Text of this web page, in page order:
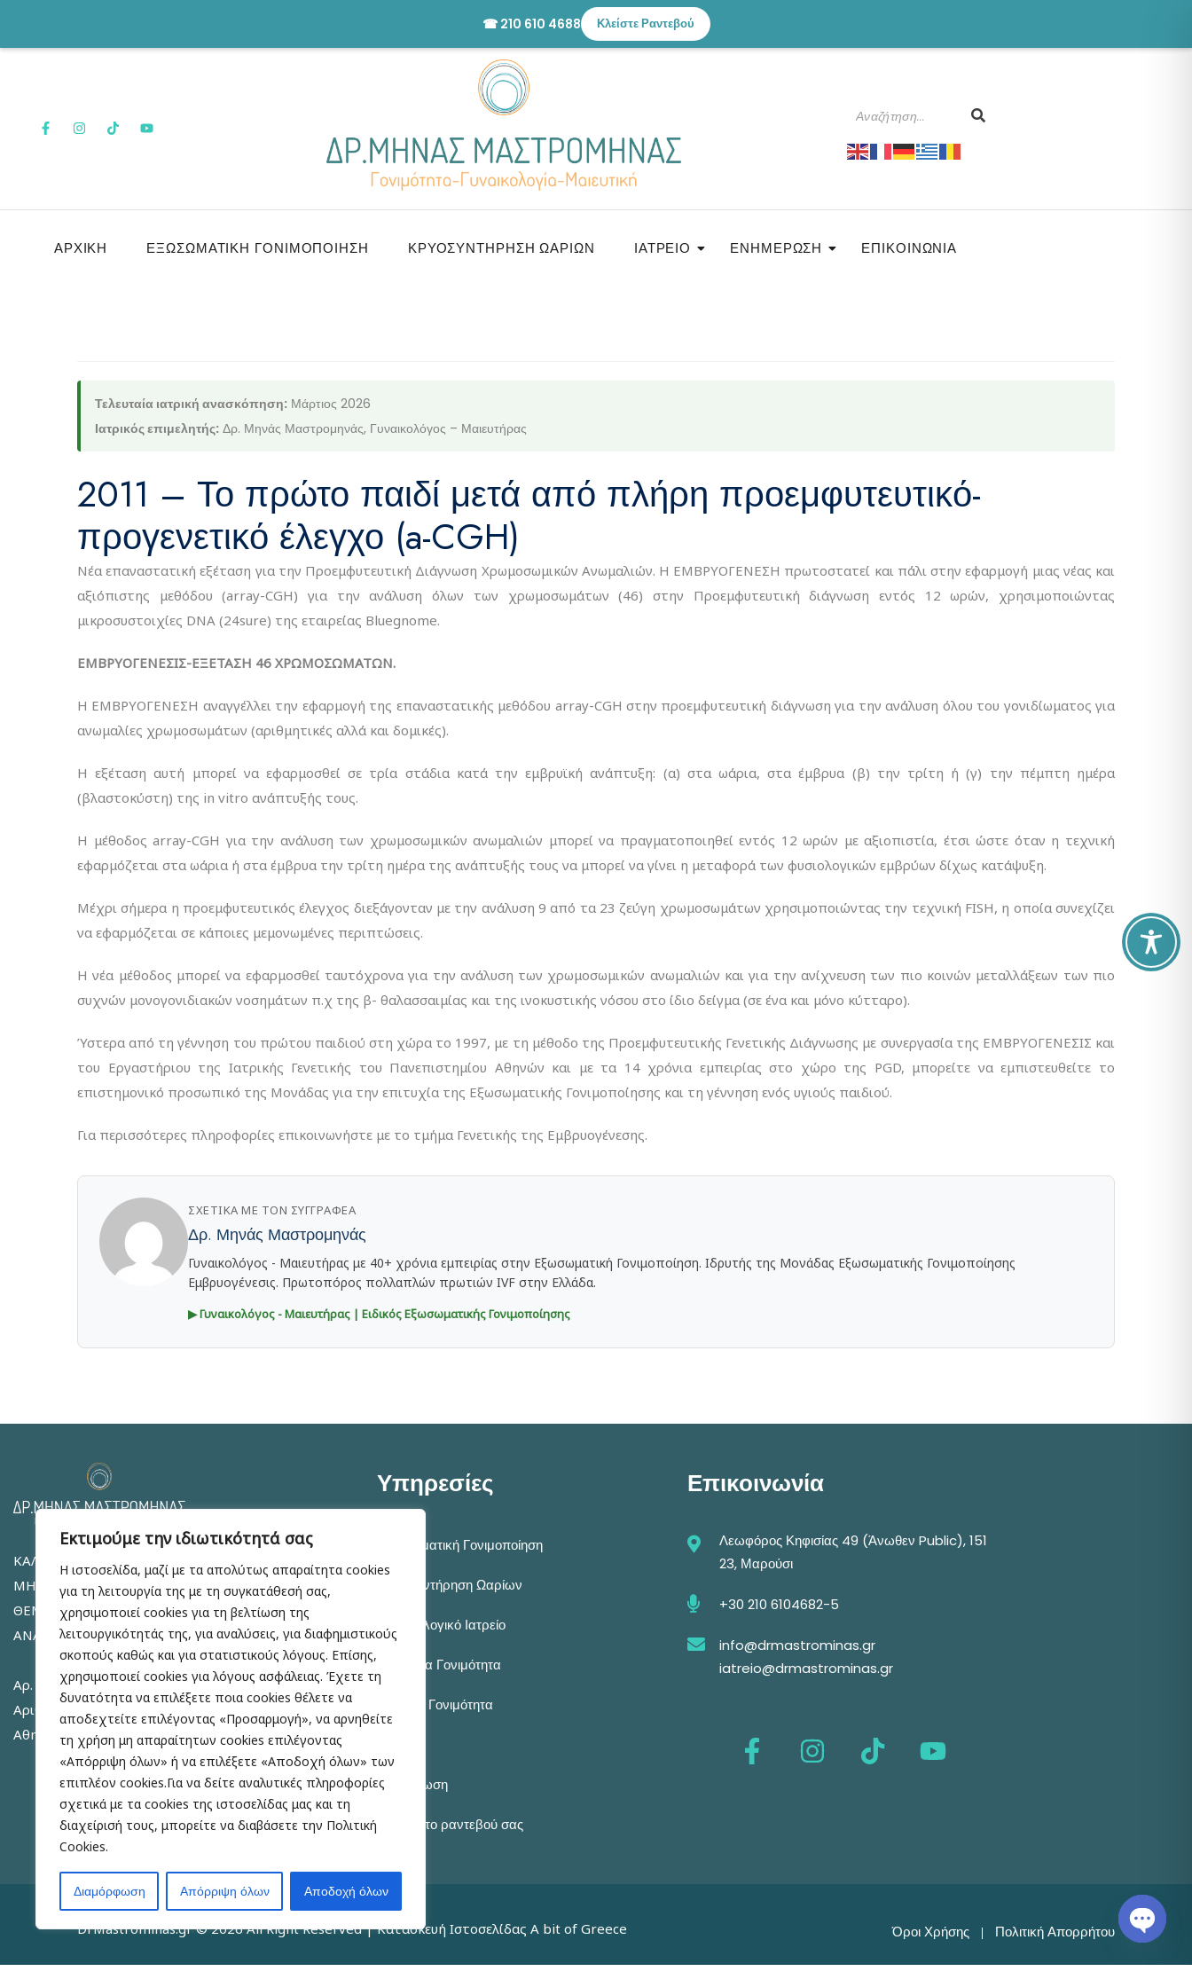
Εκτιμούμε την ιδιωτικότητά σας
Η ιστοσελίδα, μαζί με τα απολύτως απαραίτητα cookies
για τη λειτουργία της με τη συγκατάθεσή σας,
χρησιμοποιεί cookies για τη βελτίωση της
λειτουργικότητάς της, για αναλύσεις, για διαφημιστικούς
σκοπούς καθώς και για στατιστικούς λόγους. Επίσης,
χρησιμοποιεί cookies για λόγους ασφάλειας. Έχετε τη
δυνατότητα να επιλέξετε ποια cookies θέλετε να
αποδεχτείτε επιλέγοντας «Προσαρμογή», να αρνηθείτε
τη χρήση μη απαραίτητων cookies επιλέγοντας
«Απόρριψη όλων» ή να επιλέξετε «Αποδοχή όλων» των
επιπλέον cookies.Για να δείτε αναλυτικές πληροφορίες
σχετικά με τα cookies της ιστοσελίδας μας και τη
διαχείρισή τους, μπορείτε να διαβάσετε την Πολιτική
Cookies.
Διαμόρφωση Απόρριψη όλων Αποδοχή όλων
ΑΡΧΙΚΉ ΕΞΩΣΩΜΑΤΙΚΉ ΓΟΝΙΜΟΠΟΊΗΣΗ ΚΡΥΟΣΥΝΤΉΡΗΣΗ ΩΑΡΊΩΝ ΙΑΤΡΕΊΟ ΕΝΗΜΈΡΩΣΗ ΕΠΙΚΟΙΝΩΝΊΑ
Τελευταία ιατρική ανασκόπηση: Μάρτιος 2026
Ιατρικός επιμελητής: Δρ. Μηνάς Μαστρομηνάς, Γυναικολόγος – Μαιευτήρας
2011 – Το πρώτο παιδί μετά από πλήρη προεμφυτευτικό-
προγενετικό έλεγχο (a-CGH)
Νέα επαναστατική εξέταση για την Προεμφυτευτική Διάγνωση Χρωμοσωμικών Ανωμαλιών. Η ΕΜΒΡΥΟΓΕΝΕΣΗ πρωτοστατεί και πάλι στην εφαρμογή μιας νέας και
αξιόπιστης μεθόδου (array-CGH) για την ανάλυση όλων των χρωμοσωμάτων (46) στην Προεμφυτευτική διάγνωση εντός 12 ωρών, χρησιμοποιώντας
μικροσυστοιχίες DNA (24sure) της εταιρείας Βluegnome.
ΕΜΒΡΥΟΓΕΝΕΣΙΣ-EΞΕΤΑΣΗ 46 ΧΡΩΜΟΣΩΜΑΤΩΝ.
Η ΕΜΒΡΥΟΓΕΝΕΣΗ αναγγέλλει την εφαρμογή της επαναστατικής μεθόδου array-CGH στην προεμφυτευτική διάγνωση για την ανάλυση όλου του γονιδίωματος για
ανωμαλίες χρωμοσωμάτων (αριθμητικές αλλά και δομικές).
Η εξέταση αυτή μπορεί να εφαρμοσθεί σε τρία στάδια κατά την εμβρυϊκή ανάπτυξη: (α) στα ωάρια, στα έμβρυα (β) την τρίτη ή (γ) την πέμπτη ημέρα
(βλαστοκύστη) της in vitro ανάπτυξής τους.
Η μέθοδος array-CGH για την ανάλυση των χρωμοσωμικών ανωμαλιών μπορεί να πραγματοποιηθεί εντός 12 ωρών με αξιοπιστία, έτσι ώστε όταν η τεχνική
εφαρμόζεται στα ωάρια ή στα έμβρυα την τρίτη ημέρα της ανάπτυξής τους να μπορεί να γίνει η μεταφορά των φυσιολογικών εμβρύων δίχως κατάψυξη.
Μέχρι σήμερα η προεμφυτευτικός έλεγχος διεξάγονταν με την ανάλυση 9 από τα 23 ζεύγη χρωμοσωμάτων χρησιμοποιώντας την τεχνική FISH, η οποία συνεχίζει
να εφαρμόζεται σε κάποιες μεμονωμένες περιπτώσεις.
Η νέα μέθοδος μπορεί να εφαρμοσθεί ταυτόχρονα για την ανάλυση των χρωμοσωμικών ανωμαλιών και για την ανίχνευση των πιο κοινών μεταλλάξεων των πιο
συχνών μονογονιδιακών νοσημάτων π.χ της β- θαλασσαιμίας και της ινοκυστικής νόσου στο ίδιο δείγμα (σε ένα και μόνο κύτταρο).
Ύστερα από τη γέννηση του πρώτου παιδιού στη χώρα το 1997, με τη μέθοδο της Προεμφυτευτικής Γενετικής Διάγνωσης με συνεργασία της ΕΜΒΡΥΟΓΕΝΕΣΙΣ και
του Εργαστήριου της Ιατρικής Γενετικής του Πανεπιστημίου Αθηνών και με τα 14 χρόνια εμπειρίας στο χώρο της PGD, μπορείτε να εμπιστευθείτε το
επιστημονικό προσωπικό της Μονάδας για την επιτυχία της Εξωσωματικής Γονιμοποίησης και τη γέννηση ενός υγιούς παιδιού.
Για περισσότερες πληροφορίες επικοινωνήστε με το τμήμα Γενετικής της Εμβρυογένεσης.
ΣΧΕΤΙΚΆ ΜΕ ΤΟΝ ΣΥΓΓΡΑΦΈΑ
Δρ. Μηνάς Μαστρομηνάς
Γυναικολόγος - Μαιευτήρας με 40+ χρόνια εμπειρίας στην Εξωσωματική Γονιμοποίηση. Ιδρυτής της Μονάδας Εξωσωματικής Γονιμοποίησης
Εμβρυογένεσις. Πρωτοπόρος πολλαπλών πρωτιών IVF στην Ελλάδα.
▶ Γυναικολόγος - Μαιευτήρας | Ειδικός Εξωσωματικής Γονιμοποίησης
ΚΑΛΩΣ ΗΛΘΑΤΕ ΣΤΟ ΙΑΤΡΕΙΟ ΤΟΥ ΔΡ.
ΜΗΝΑ ΜΑΣΤΡΟΜΗΝΑ, ΕΙΔΙΚΟΥ ΣΕ
ΘΕΜΑΤΑ ΥΠΟΒΟΗΘΟΥΜΕΝΗΣ
ΑΝΑΠΑΡΑΓΩΓΗΣ
Αρ. ΓΕΜΗ: 142569003000
Αριθμός Μητρώου Ιατρικού Συλλόγου
Αθηνών (ΙΣΑ): 025956
Υπηρεσίες
Εξωσωματική Γονιμοποίηση
Κρυοσυντήρηση Ωαρίων
Γυναικολογικό Ιατρείο
Γυναικεία Γονιμότητα
Ανδρική Γονιμότητα
Ενημέρωση
Κλείστε το ραντεβού σας
Επικοινωνία
Λεωφόρος Κηφισίας 49 (Άνωθεν Public), 151
23, Μαρούσι
+30 210 6104682-5
info@drmastrominas.gr
iatreio@drmastrominas.gr
DrMastrominas.gr© 2026 All Right Reserved | Κατασκευή Ιστοσελίδας A bit of Greece Όροι Χρήσης Πολιτική Απορρήτου
☎ 210 610 4688 Κλείστε Ραντεβού